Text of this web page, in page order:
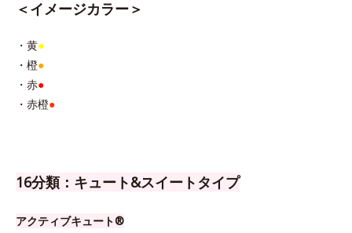
＜イメージカラー＞
・黄●
・橙●
・赤●
・赤橙●
16分類：キュート&スイートタイプ
アクティブキュート®